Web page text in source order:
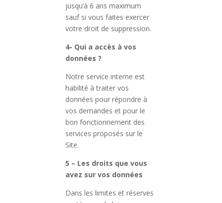
jusqu’à 6 ans maximum
sauf si vous faites exercer
votre droit de suppression.
4- Qui a accès à vos
données ?
Notre service interne est
habilité à traiter vos
données pour répondre à
vos demandes et pour le
bon fonctionnement des
services proposés sur le
Site.
5 – Les droits que vous
avez sur vos données
Dans les limites et réserves